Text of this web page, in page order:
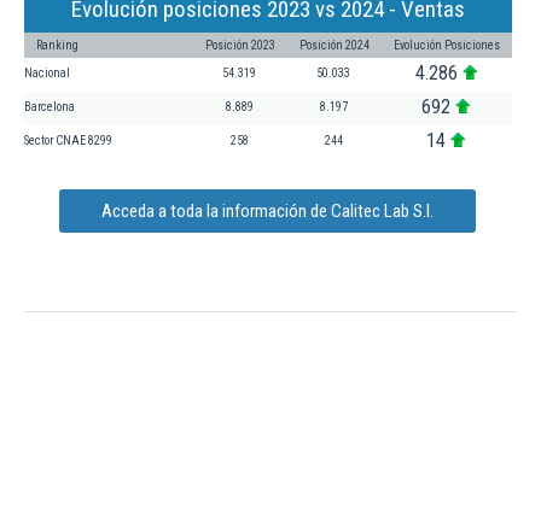
Evolución posiciones 2023 vs 2024 - Ventas
Ranking Posición 2023 Posición 2024 Evolución Posiciones
Nacional 54.319 50.033 4.286
Barcelona 8.889 8.197 692
Sector CNAE 8299 258 244 14
Acceda a toda la información de Calitec Lab S.l.